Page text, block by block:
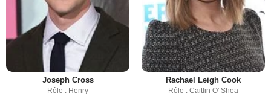
Joseph Cross
Rôle : Henry
Rachael Leigh Cook
Rôle : Caitlin O' Shea